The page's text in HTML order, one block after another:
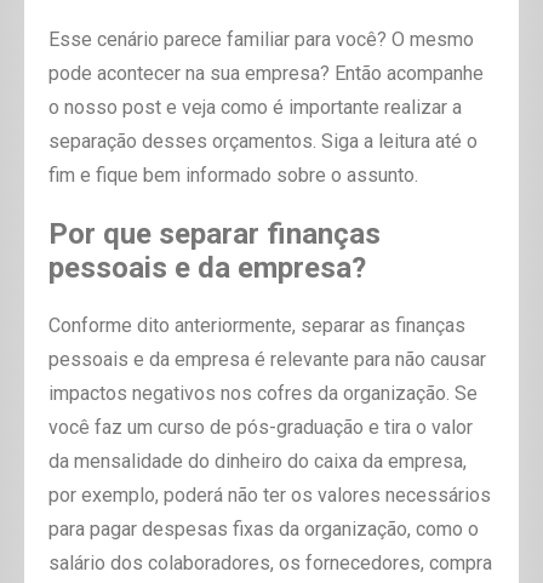
Esse cenário parece familiar para você? O mesmo
pode acontecer na sua empresa? Então acompanhe
o nosso post e veja como é importante realizar a
separação desses orçamentos. Siga a leitura até o
fim e fique bem informado sobre o assunto.
Por que separar finanças
pessoais e da empresa?
Conforme dito anteriormente, separar as finanças
pessoais e da empresa é relevante para não causar
impactos negativos nos cofres da organização. Se
você faz um curso de pós-graduação e tira o valor
da mensalidade do dinheiro do caixa da empresa,
por exemplo, poderá não ter os valores necessários
para pagar despesas fixas da organização, como o
salário dos colaboradores, os fornecedores, compra